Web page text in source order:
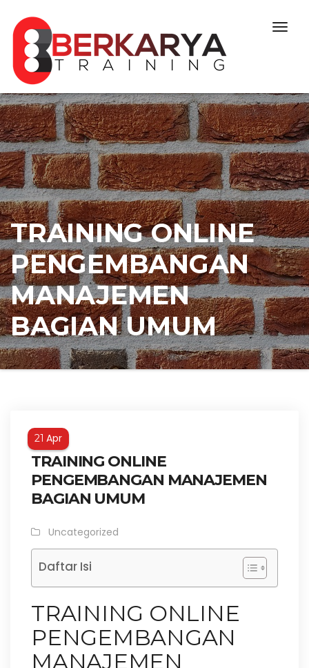
TRAINING ONLINE
PENGEMBANGAN
MANAJEMEN
BAGIAN UMUM
21Apr
TRAINING ONLINE
PENGEMBANGAN MANAJEMEN
BAGIAN UMUM
Uncategorized
Daftar Isi
TRAINING ONLINE
PENGEMBANGAN
MANAJEMEN